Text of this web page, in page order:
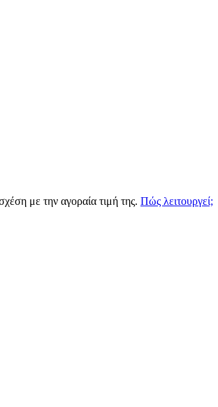
με την αγοραία τιμή της. Πώς λειτουργεί;